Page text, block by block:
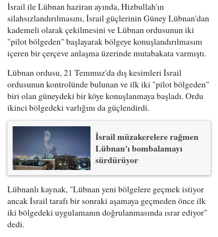
İsrail ile Lübnan haziran ayında, Hizbullah'ın
silahsızlandırılmasını, İsrail güçlerinin Güney Lübnan'dan
kademeli olarak çekilmesini ve Lübnan ordusunun iki
"pilot bölgeden" başlayarak bölgeye konuşlandırılmasını
içeren bir çerçeve anlaşma üzerinde mutabakata varmıştı.
Lübnan ordusu, 21 Temmuz'da dış kesimleri İsrail
ordusunun kontrolünde bulunan ve ilk iki "pilot bölgeden"
biri olan güneydeki bir köye konuşlanmaya başladı. Ordu
ikinci bölgedeki varlığını da güçlendirdi.
İsrail müzakerelere rağmen
Lübnan'ı bombalamayı
sürdürüyor
Lübnanlı kaynak, "Lübnan yeni bölgelere geçmek istiyor
ancak İsrail tarafı bir sonraki aşamaya geçmeden önce ilk
iki bölgedeki uygulamanın doğrulanmasında ısrar ediyor"
dedi.